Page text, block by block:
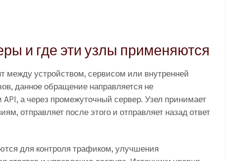
и где эти узлы применяются
между устройством, сервисом или внутренней
данное обращение направляется не
а через промежуточный сервер. Узел принимает
отправляет после этого и отправляет назад ответ
для контроля трафиком, улучшения